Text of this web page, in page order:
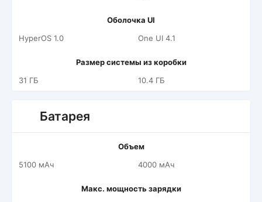
Оболочка UI
HyperOS 1.0
One UI 4.1
Размер системы из коробки
31 ГБ
10.4 ГБ
Батарея
Объем
5100 мАч
4000 мАч
Макс. мощность зарядки